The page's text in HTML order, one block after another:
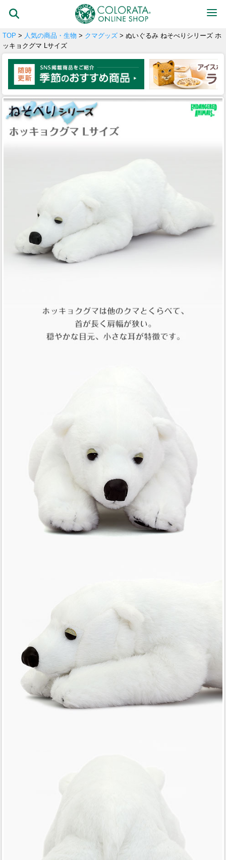
TOP > 人気の商品・生物 > クマグッズ > ぬいぐるみ ねそべりシリーズ ホ
ッキョクグマ Lサイズ